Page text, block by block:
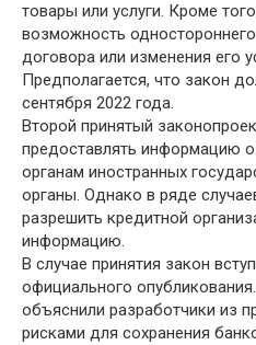
товары или услуги. Кроме
возможность
договора или изменения его
Предполагается, что закон
сентября 2022 года.
Второй принятый
предоставлять информацию
органам иностранных
органы. Однако в ряде
разрешить кредитной
информацию.
В случае принятия закон
официального
объяснили разработчики из
рисками для сохранения